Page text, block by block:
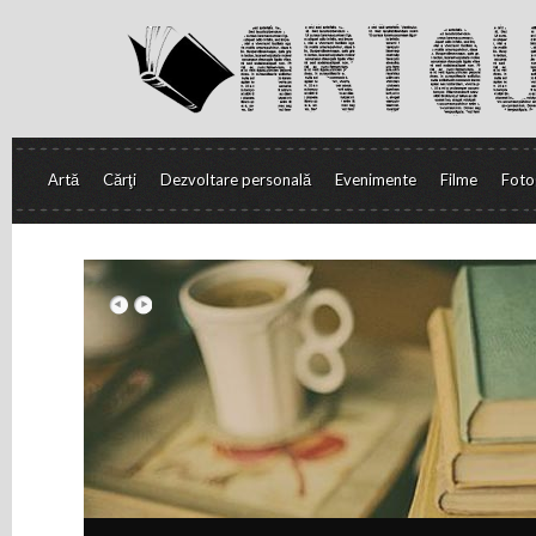
Artă Cărţi Dezvoltare personală Evenimente Filme